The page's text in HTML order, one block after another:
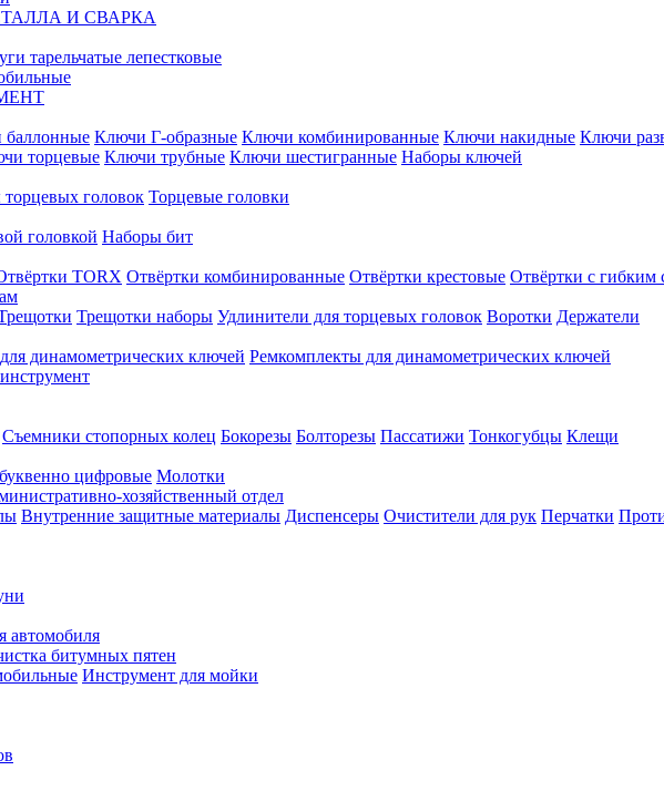
И СВАРКА
тарельчатые лепестковые
Ключи Г-образные Ключи комбинированные Ключи накидные Ключи
торцевые Ключи трубные Ключи шестигранные Наборы ключей
головок Торцевые головки
головкой Наборы бит
TORX Отвёртки комбинированные Отвёртки крестовые Отвёртки с гибким
Трещотки наборы Удлинители для торцевых головок Воротки Держатели
динамометрических ключей Ремкомплекты для динамометрических ключей
Съемники стопорных колец Бокорезы Болторезы Пассатижи Тонкогубцы Клещи
цифровые Молотки
хозяйственный отдел
Внутренние защитные материалы Диспенсеры Очистители для рук Перчатки
автомобиля
битумных пятен
Инструмент для мойки